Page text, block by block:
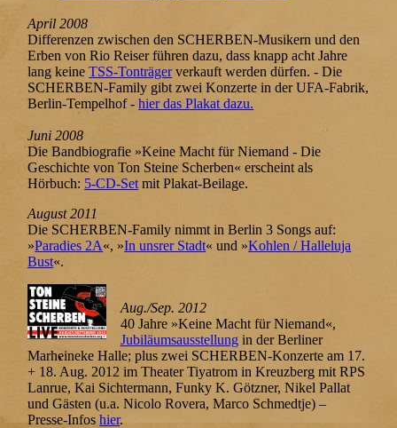
April 2008
Differenzen zwischen den SCHERBEN-Musikern und den
Erben von Rio Reiser führen dazu, dass knapp acht Jahre
lang keineTSS-Tonträgerverkauft werden dürfen. - Die
SCHERBEN-Family gibt zwei Konzerte in der UFA-Fabrik,
Berlin-Tempelhof -hier das Plakat dazu.
Juni 2008
Die Bandbiografie »Keine Macht für Niemand - Die
Geschichte von Ton Steine Scherben« erscheint als
Hörbuch: 5-CD-Set mit Plakat-Beilage.
August 2011
Die SCHERBEN-Family nimmt in Berlin 3 Songs auf:
»Paradies 2A«, »In unsrer Stadt« und »Kohlen / Halleluja
Bust«.
Aug./Sep. 2012
40 Jahre »Keine Macht für Niemand«,
Jubiläumsausstellungin der Berliner
Marheineke Halle; plus zwei SCHERBEN-Konzerte am 17.
+ 18. Aug. 2012 im Theater Tiyatrom in Kreuzberg mit RPS
Lanrue, Kai Sichtermann, Funky K. Götzner, Nikel Pallat
und Gästen (u.a. Nicolo Rovera, Marco Schmedtje) –
Presse-Infoshier.